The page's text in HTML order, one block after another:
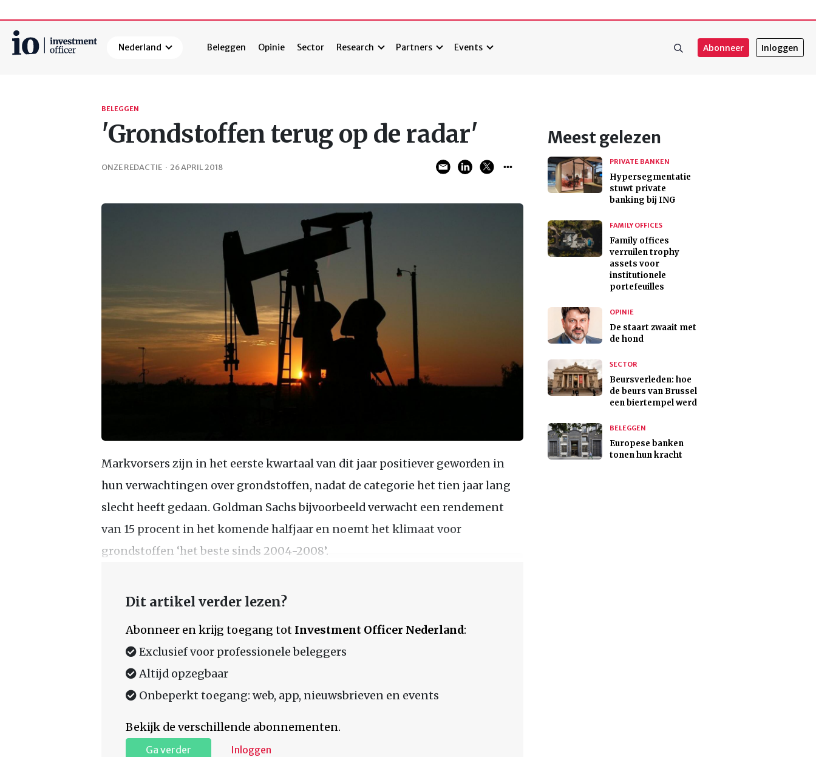
Nederland Beleggen Opinie Sector Research Partners Events Abonneer Inloggen
BELEGGEN
'Grondstoffen terug op de radar'
ONZE REDACTIE · 26 APRIL 2018
Markvorsers zijn in het eerste kwartaal van dit jaar positiever geworden in
hun verwachtingen over grondstoffen, nadat de categorie het tien jaar lang
slecht heeft gedaan. Goldman Sachs bijvoorbeeld verwacht een rendement
van 15 procent in het komende halfjaar en noemt het klimaat voor
grondstoffen ‘het beste sinds 2004-2008’.
Dit artikel verder lezen?
Abonneer en krijg toegang tot Investment Officer Nederland:
Exclusief voor professionele beleggers
Altijd opzegbaar
Onbeperkt toegang: web, app, nieuwsbrieven en events
Bekijk de verschillende abonnementen.
Ga verder Inloggen
Meest gelezen
PRIVATE BANKEN
Hypersegmentatie
stuwt private
banking bij ING
FAMILY OFFICES
Family offices
verruilen trophy
assets voor
institutionele
portefeuilles
OPINIE
De staart zwaait met
de hond
SECTOR
Beursverleden: hoe
de beurs van Brussel
een biertempel werd
BELEGGEN
Europese banken
tonen hun kracht